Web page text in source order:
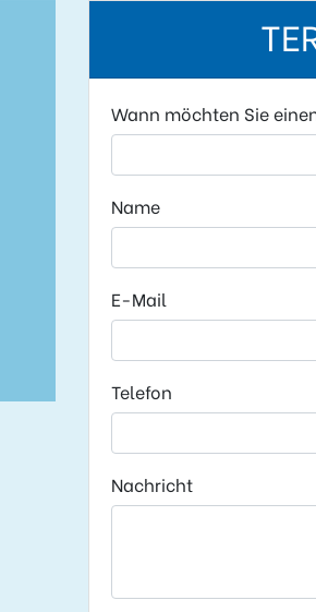
Wann möchten Sie
Name
E-Mail
Telefon
Nachricht